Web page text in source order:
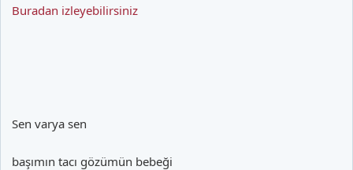
t
r
Buradan izleyebilirsiniz
Sen varya sen
başımın tacı gözümün bebeği